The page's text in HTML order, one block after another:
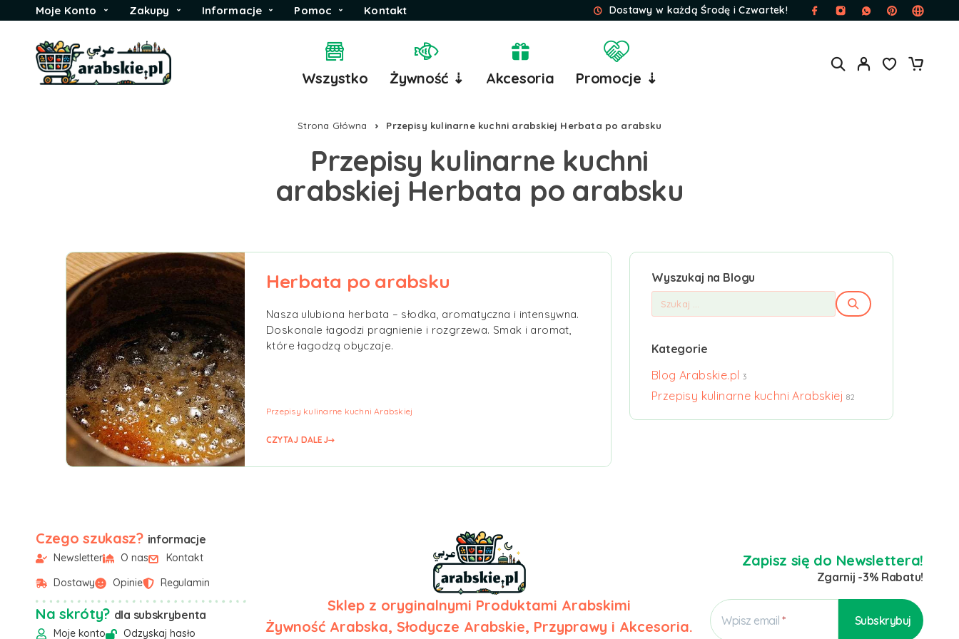
Moje Konto Zakupy Informacje Pomoc Kontakt Dostawy w każdą Środę i Czwartek!
Wszystko Żywność ⇣ Akcesoria Promocje ⇣
Strona Główna Przepisy kulinarne kuchni arabskiej Herbata po arabsku
Przepisy kulinarne kuchni
arabskiej Herbata po arabsku
Herbata po arabsku
Nasza ulubiona herbata – słodka, aromatyczna i intensywna.
Doskonale łagodzi pragnienie i rozgrzewa. Smak i aromat,
które łagodzą obyczaje.
Przepisy kulinarne kuchni Arabskiej
CZYTAJ DALEJ
Wyszukaj na Blogu
Kategorie
Blog Arabskie.pl 3
Przepisy kulinarne kuchni Arabskiej 82
Czego szukasz? informacje
Newsletter O nas
Kontakt
Dostawy
Opinie Regulamin
Na skróty? dla subskrybenta
Moje konto
Odzyskaj hasło
Sklep z oryginalnymi Produktami Arabskimi
Żywność Arabska, Słodycze Arabskie, Przyprawy i Akcesoria.
Zapisz się do Newslettera!
Zgarnij -3% Rabatu!
Wpisz email